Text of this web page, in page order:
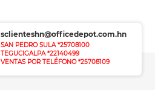
sclienteshn@officedepot.com.hn
SAN PEDRO SULA *25708100
TEGUCIGALPA *22140499
VENTAS POR TELÉFONO *25708109